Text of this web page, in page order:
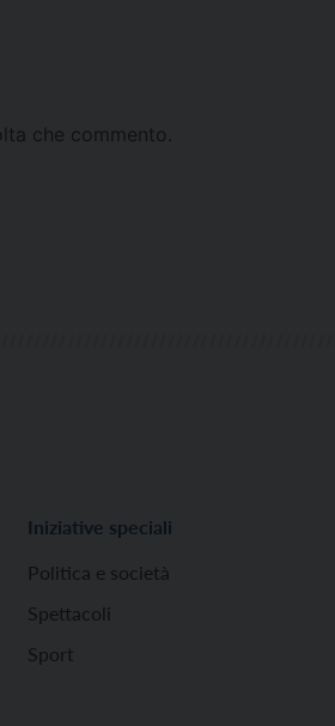
che commento.
Iniziative speciali
Politica e società
Spettacoli
Sport